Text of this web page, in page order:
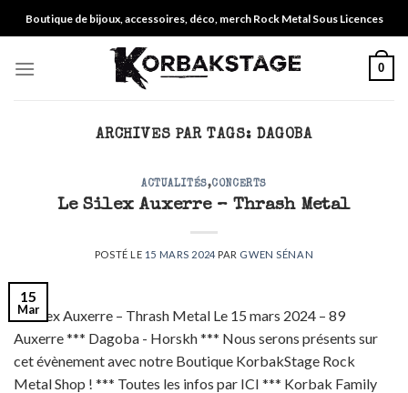
to
Boutique de bijoux, accessoires, déco, merch Rock Metal Sous Licences
0
ARCHIVES PAR TAGS:DAGOBA
ACTUALITÉS,CONCERTS
Le Silex Auxerre – Thrash Metal
POSTÉ LE 15 MARS 2024 PAR GWEN SÉNAN
15
Mar
Le Silex Auxerre – Thrash Metal Le 15 mars 2024 – 89
Auxerre *** Dagoba - Horskh *** Nous serons présents sur
cet évènement avec notre Boutique KorbakStage Rock
Metal Shop ! *** Toutes les infos par ICI *** Korbak Family